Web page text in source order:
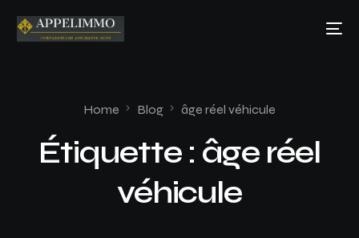
Home Blog âge réel véhicule
Étiquette : âge réel
véhicule